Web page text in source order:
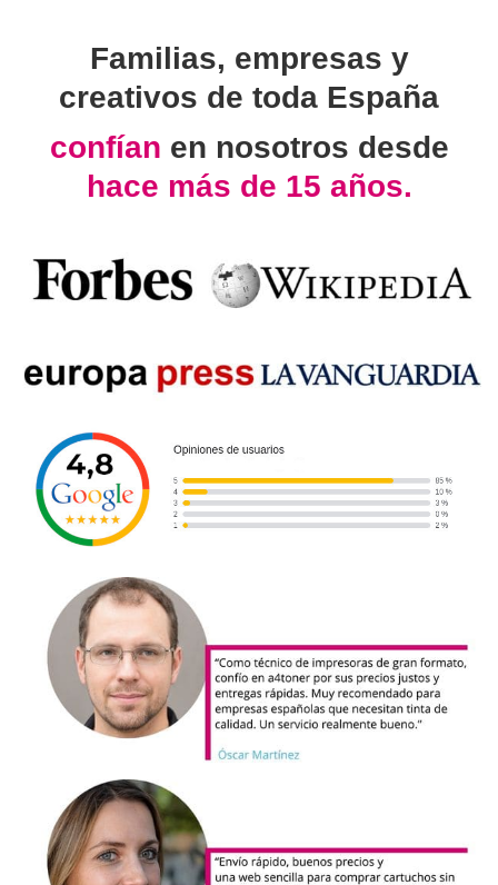
Familias, empresas y
creativos de toda España
confían en nosotros desde
hace más de 15 años.